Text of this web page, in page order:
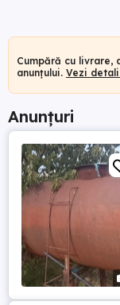
Cumpără cu livrare,
anunțului. Vezi
Anunțuri